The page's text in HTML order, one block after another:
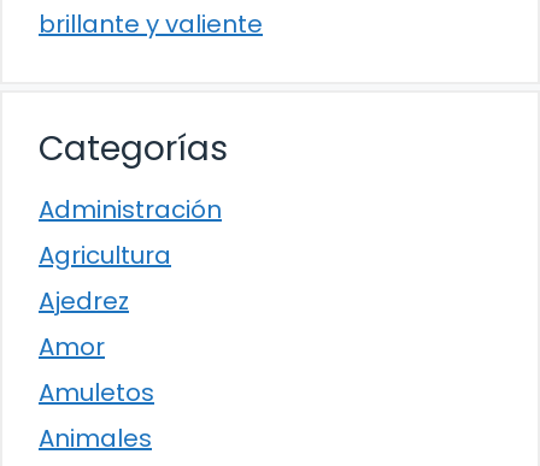
brillante y valiente
Categorías
Administración
Agricultura
Ajedrez
Amor
Amuletos
Animales